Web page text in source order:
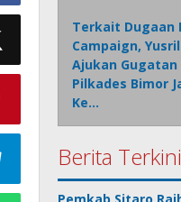
Terkait Dugaan
Campaign, Yusril
Ajukan Gugatan
Pilkades Bimor
Ke…
Berita Terkini